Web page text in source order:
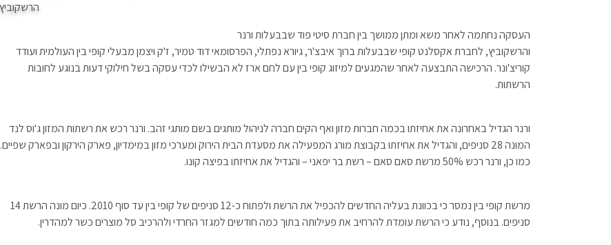
העסקה נחתמה לאחר משא ומתן ממושך בין חברת סיטי פוד שבבעלות ורנר
והרשקוביץ, לחברת אקסלנט קופי שבבעלות ברוך איבצ'ר, גיורא נפתלי, הפרסומאי דוד טמיר, ז'ק ויצמן מבעלי קופי בין העולמית ועודד
קוריצ'ונר. הרכישה התבצעה לאחר שהמגעים למיזוג קופי בין עם לחם ארז לא הבשילו לכדי עסקה בשל חילוקי דעות בנוגע לחובות
הרשתות.
ורנר הגדיל באחרונה את אחיזתו בכמה חברות מזון ואף הקים חברה לניהול מותגים בשם מותגי זהב. ורנר רכש את רשתות המזון ג'וס לנד
המונה 28 סניפים, והגדיל את אחיזתו בקבוצת מורג המפעילה את מסעדת הבית הירוק ומערכי מזון במימדיון, פארק הירקון ובפארק שפיים.
כמו כן, ורנר רכש 50% מרשת סאם סאם – רשת בר יפאני – והגדיל את אחיזתו בפיצה קונו.
מרשת קופי בין נמסר כי בכוונת בעליה החדשים להכפיל את הרשת ולפתוח כ-12 סניפים של קופי בין עד סוף 2010. כיום מונה הרשת 14
סניפים. בנוסף, נודע כי הרשת עומדת להרחיב את פעילותה בתוך כמה חודשים למגזר החרדי ולהרכיב סל מוצרים כשר למהדרין.